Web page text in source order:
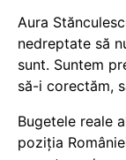
Aura
nedreptate să
sunt. Suntem
să-i corectăm,
Bugetele reale
poziția